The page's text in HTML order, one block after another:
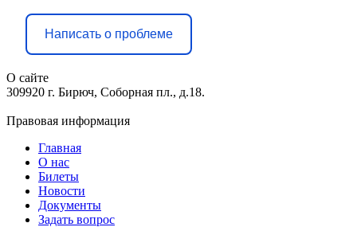
Написать о проблеме
О сайте
309920 г. Бирюч, Соборная пл., д.18.
Правовая информация
Главная
О нас
Билеты
Новости
Документы
Задать вопрос